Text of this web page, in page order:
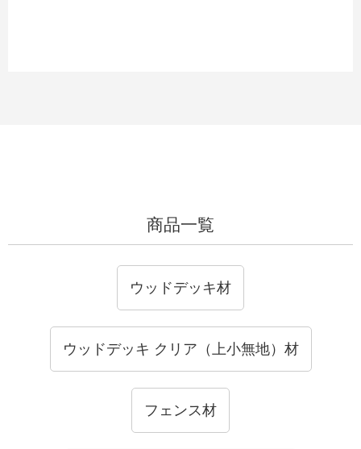
商品一覧
ウッドデッキ材
ウッドデッキ クリア（上小無地）材
フェンス材